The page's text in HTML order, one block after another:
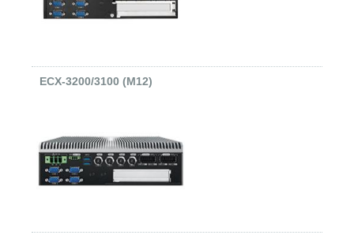
ECX-3200/3100 (M12)